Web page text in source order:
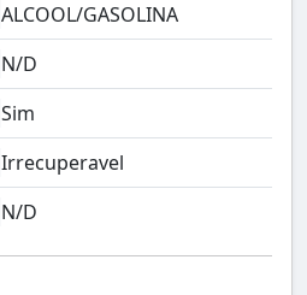
ALCOOL/GASOLINA
N/D
Sim
Irrecuperavel
N/D